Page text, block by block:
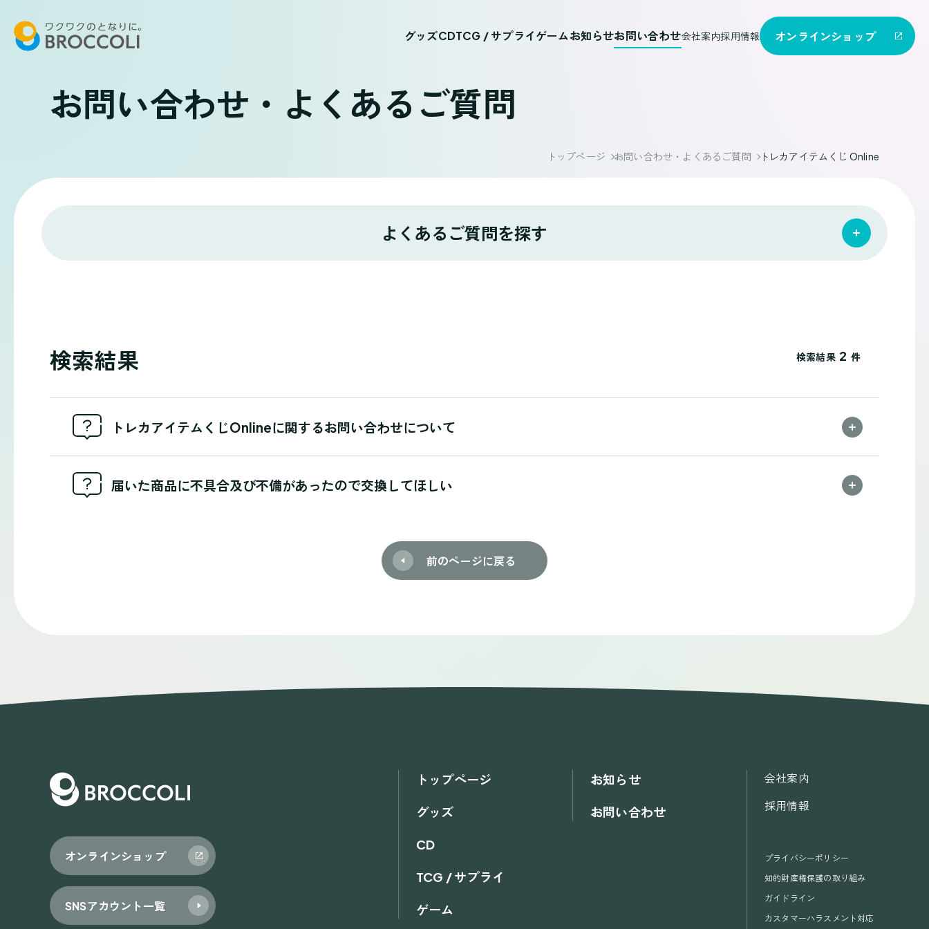
グッズCDTCG / サプライゲームお知らせお問い合わせ会社案内採用情報 オンラインショップ
お問い合わせ・よくあるご質問
トップページ お問い合わせ・よくあるご質問 トレカアイテムくじ Online
よくあるご質問を探す
検索結果 検索結果 2 件
トレカアイテムくじOnlineに関するお問い合わせについて
届いた商品に不具合及び不備があったので交換してほしい
前のページに戻る
オンラインショップ
SNSアカウント一覧
トップページ
グッズ
CD
TCG / サプライ
ゲーム
お知らせ
お問い合わせ
会社案内
採用情報
プライバシーポリシー
知的財産権保護の取り組み
ガイドライン
カスタマーハラスメント対応